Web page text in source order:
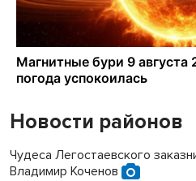
Новости районов
Чудеса Легостаевского
Владимир Коченов